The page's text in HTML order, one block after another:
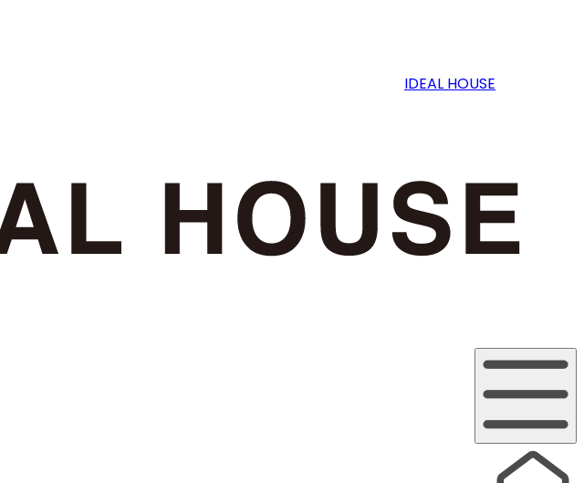
IDEAL HOUSE